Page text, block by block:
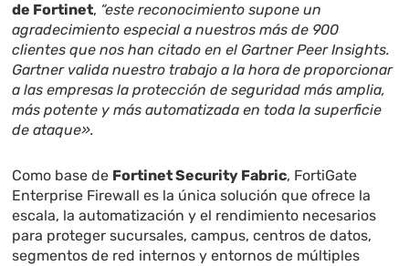
de Fortinet, “este reconocimiento supone un
agradecimiento especial a nuestros más de 900
clientes que nos han citado en el Gartner Peer Insights.
Gartner valida nuestro trabajo a la hora de proporcionar
a las empresas la protección de seguridad más amplia,
más potente y más automatizada en toda la superficie
de ataque».
Como base de Fortinet Security Fabric, FortiGate
Enterprise Firewall es la única solución que ofrece la
escala, la automatización y el rendimiento necesarios
para proteger sucursales, campus, centros de datos,
segmentos de red internos y entornos de múltiples